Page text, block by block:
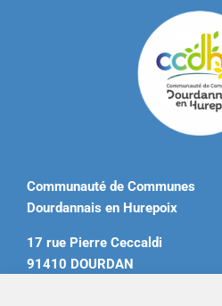
Communauté de Communes
Dourdannais en Hurepoix
17 rue Pierre Ceccaldi
91410 DOURDAN